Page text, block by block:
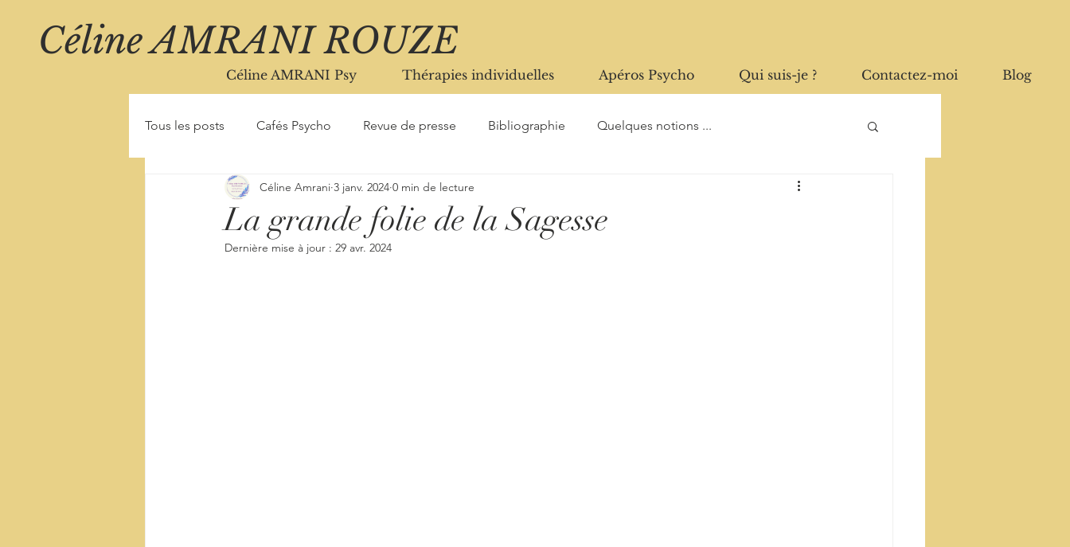
Céline AMRANI Psy Thérapies individuelles Apéros Psycho Qui suis-je ? Contactez-moi Blog
Tous les posts Cafés Psycho Revue de presse Bibliographie Quelques notions ...
La grande folie de la Sagesse
Céline Amrani 3 janv. 2024 0 min de lecture
Dernière mise à jour : 29 avr. 2024
Céline AMRANI ROUZE